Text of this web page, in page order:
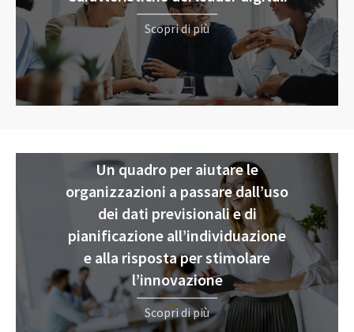
Scopri di più
Un quadro per aiutare le
organizzazioni a passare dall’uso
dei dati previsionali e di
pianificazione all’individuazione
e alla risposta per stimolare
l’innovazione
Scopri di più